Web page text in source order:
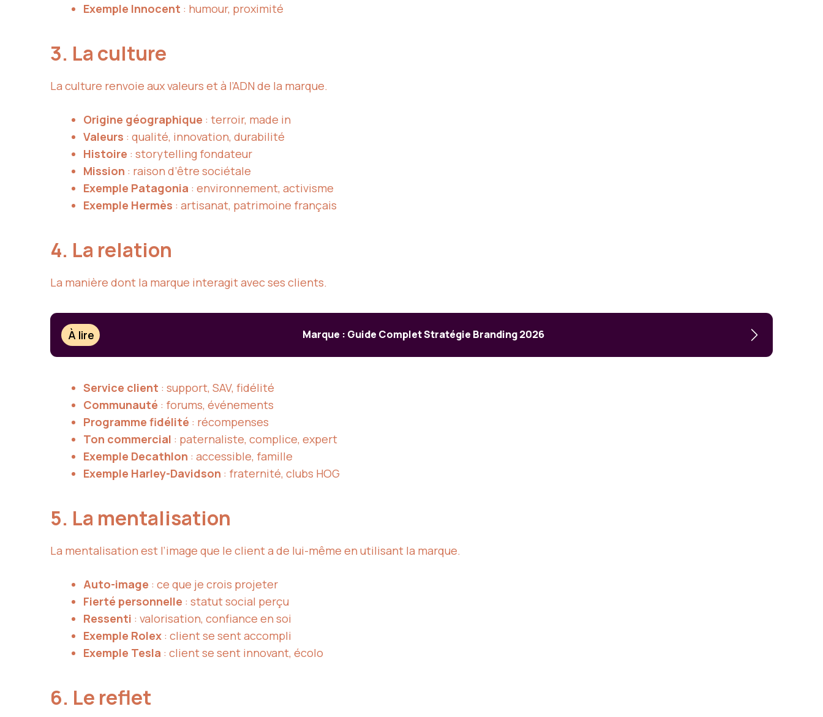
Exemple Innocent : humour, proximité
3. La culture
La culture renvoie aux valeurs et à l’ADN de la marque.
Origine géographique : terroir, made in
Valeurs : qualité, innovation, durabilité
Histoire : storytelling fondateur
Mission : raison d’être sociétale
Exemple Patagonia : environnement, activisme
Exemple Hermès : artisanat, patrimoine français
4. La relation
La manière dont la marque interagit avec ses clients.
À lire Marque : Guide Complet Stratégie Branding 2026
Service client : support, SAV, fidélité
Communauté : forums, événements
Programme fidélité : récompenses
Ton commercial : paternaliste, complice, expert
Exemple Decathlon : accessible, famille
Exemple Harley-Davidson : fraternité, clubs HOG
5. La mentalisation
La mentalisation est l’image que le client a de lui-même en utilisant la marque.
Auto-image : ce que je crois projeter
Fierté personnelle : statut social perçu
Ressenti : valorisation, confiance en soi
Exemple Rolex : client se sent accompli
Exemple Tesla : client se sent innovant, écolo
6. Le reflet